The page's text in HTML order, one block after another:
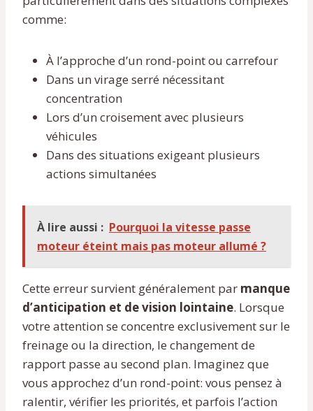
comme:
À l’approche d’un rond-point ou carrefour
Dans un virage serré nécessitant
concentration
Lors d’un croisement avec plusieurs
véhicules
Dans des situations exigeant plusieurs
actions simultanées
À lire aussi : Pourquoi la vitesse passe
moteur éteint mais pas moteur allumé ?
Cette erreur survient généralement par manque
d’anticipation et de vision lointaine. Lorsque
votre attention se concentre exclusivement sur le
freinage ou la direction, le changement de
rapport passe au second plan. Imaginez que
vous approchez d’un rond-point: vous pensez à
ralentir, vérifier les priorités, et parfois l’action